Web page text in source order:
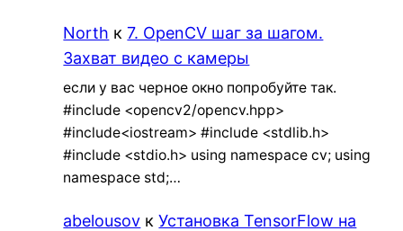
North к7. OpenCV шаг за шагом.
Захват видео с камеры
если у вас черное окно попробуйте так.
#include <opencv2/opencv.hpp>
#include<iostream> #include <stdlib.h>
#include <stdio.h> using namespace cv; using
namespace std;…
abelousov кУстановка TensorFlow на